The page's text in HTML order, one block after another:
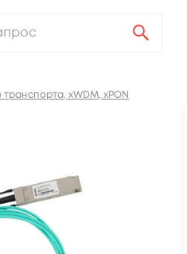
xWDM, xPON